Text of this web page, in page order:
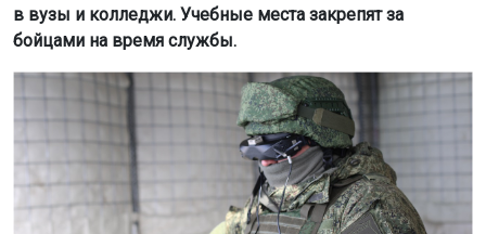
в вузы и колледжи. Учебные места закрепят за
бойцами на время службы.